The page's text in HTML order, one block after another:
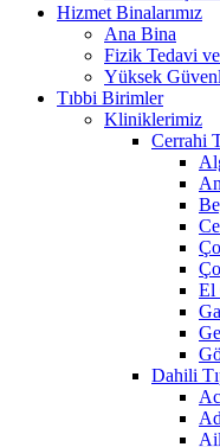
Hizmet Binalarımız
Ana Bina
Fizik Tedavi
Yüksek
Tıbbi Birimler
Kliniklerimiz
Cerrahi
El
Dahili